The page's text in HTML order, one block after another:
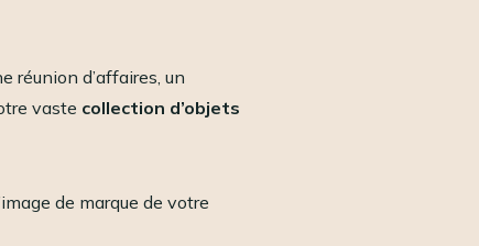
réunion d’affaires, un
vaste collection d’objets
de marque de votre